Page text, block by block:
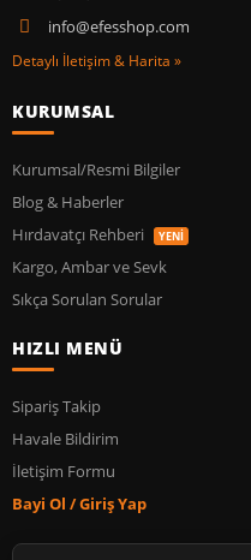
info@efesshop.com
Detaylı İletişim & Harita »
KURUMSAL
Kurumsal/Resmi Bilgiler
Blog & Haberler
Hırdavatçı Rehberi
YENİ
Kargo, Ambar ve Sevk
Sıkça Sorulan Sorular
HIZLI MENÜ
Sipariş Takip
Havale Bildirim
İletişim Formu
Bayi Ol / Giriş Yap